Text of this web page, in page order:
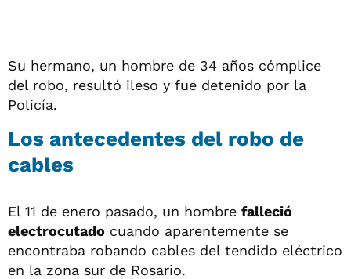
Su hermano, un hombre de 34 años cómplice
del robo, resultó ileso y fue detenido por la
Policía.
Los antecedentes del robo de
cables
El 11 de enero pasado, un hombre falleció
electrocutado cuando aparentemente se
encontraba robando cables del tendido eléctrico
en la zona sur de Rosario.